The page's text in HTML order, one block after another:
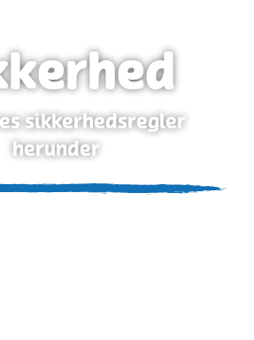
sikkerhedsregler
herunder